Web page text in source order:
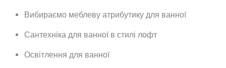
Вибираємо меблеву атрибутику для ванної
Сантехніка для ванної в стилі лофт
Освітлення для ванної